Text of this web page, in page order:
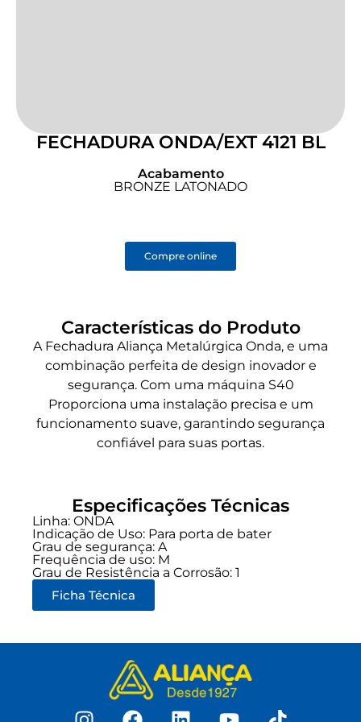
FECHADURA ONDA/EXT 4121 BL
Acabamento
BRONZE LATONADO
Compre online
Características do Produto
A Fechadura Aliança Metalúrgica Onda, e uma
combinação perfeita de design inovador e
segurança. Com uma máquina S40
Proporciona uma instalação precisa e um
funcionamento suave, garantindo segurança
confiável para suas portas.
Especificações Técnicas
Linha: ONDA
Indicação de Uso: Para porta de bater
Grau de segurança: A
Frequência de uso: M
Grau de Resistência a Corrosão: 1
Ficha Técnica